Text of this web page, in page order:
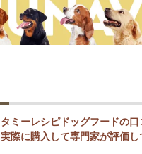
タミーレシピドッグフードの口
実際に購入して専門家が評価し